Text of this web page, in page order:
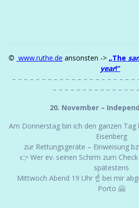
© www.ruthe.de ansonsten -> „The
year!“
– – – – – – – – – – – – – – – – – – – – –
– – – – – – – – – – – – – –
20. November –
Am Donnerstag bin ich den ganzen Tag
Eisenberg
zur Rettungsgeräte – Einweisung
👉 Wer ev. seinen Schirm zum
spätestens
Mittwoch Abend 19 Uhr ☝ bei mir
Porto 🤗